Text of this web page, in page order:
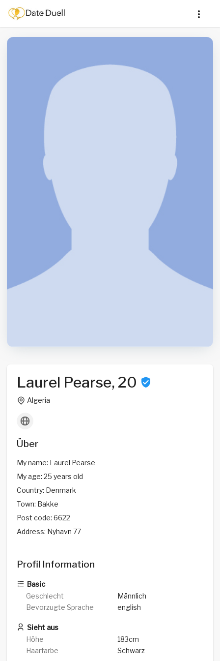
Laurel Pearse, 20
Algeria
Über
My name: Laurel Pearse
My age: 25 years old
Country: Denmark
Town: Bakke
Post code: 6622
Address: Nyhavn 77
Profil Information
Basic
Geschlecht
Männlich
Bevorzugte Sprache
english
Sieht aus
Höhe
183cm
Haarfarbe
Schwarz